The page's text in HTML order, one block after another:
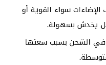
سواء القوية أو
يخدش بسهولة.
في الشحن بسبب سعتها